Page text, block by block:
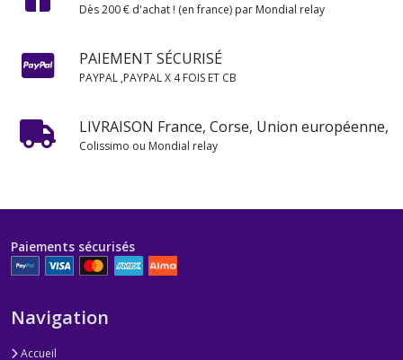
Dès 200 € d'achat ! (en france) par Mondial relay
PAIEMENT SÉCURISÉ
PAYPAL ,PAYPAL X 4 FOIS ET CB
LIVRAISON France, Corse, Union européenne,
Colissimo ou Mondial relay
Paiements sécurisés
Navigation
Accueil